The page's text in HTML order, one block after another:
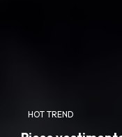
HOT TREND